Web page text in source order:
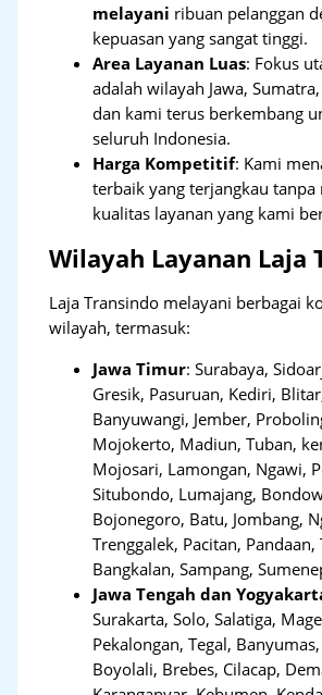
melayani ribuan pelanggan
kepuasan yang sangat tinggi.
Area Layanan Luas: Fokus
adalah wilayah Jawa,
dan kami terus berkembang
seluruh Indonesia.
Harga Kompetitif: Kami
terbaik yang terjangkau tanpa
kualitas layanan yang kami
Wilayah Layanan Laja
Laja Transindo melayani berbagai
wilayah, termasuk:
Jawa Timur:Surabaya,
Gresik, Pasuruan, Kediri,
Banyuwangi, Jember,
Mojokerto, Madiun, Tuban,
Mojosari, Lamongan, Ngawi,
Situbondo, Lumajang,
Bojonegoro, Batu, Jombang,
Trenggalek, Pacitan, Pandaan,
Bangkalan, Sampang,
Jawa Tengah dan
Surakarta, Solo, Salatiga,
Pekalongan, Tegal,
Boyolali, Brebes, Cilacap,